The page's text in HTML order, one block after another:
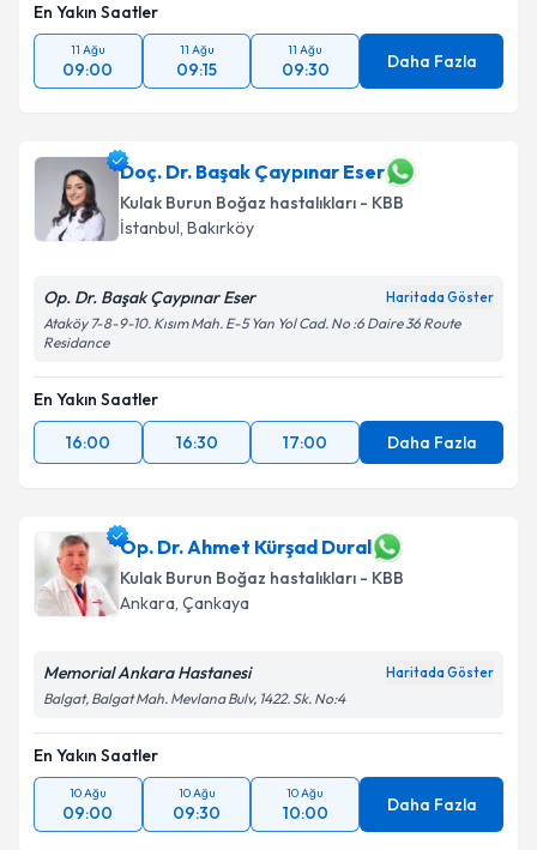
En Yakın Saatler
11 Ağu
09:00
11 Ağu
09:15
11 Ağu
09:30 Daha Fazla
Doç. Dr. Başak Çaypınar Eser
Kulak Burun Boğaz hastalıkları - KBB
İstanbul, Bakırköy
Op. Dr. Başak Çaypınar Eser Haritada Göster
Ataköy 7-8-9-10. Kısım Mah. E-5 Yan Yol Cad. No :6 Daire 36 Route
Residance
En Yakın Saatler
16:00
16:30 17:00 Daha Fazla
Op. Dr. Ahmet Kürşad Dural
Kulak Burun Boğaz hastalıkları - KBB
Ankara, Çankaya
Memorial Ankara Hastanesi Haritada Göster
Balgat, Balgat Mah. Mevlana Bulv, 1422. Sk. No:4
En Yakın Saatler
10 Ağu
09:00
10 Ağu
09:30
10 Ağu
10:00 Daha Fazla